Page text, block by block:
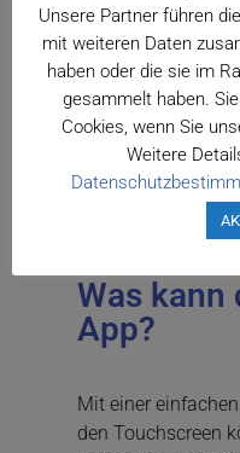
Was kann
App?
Mit einer
den Touchscreen
Unsere Partner führen
mit weiteren Daten
haben oder die sie im
gesammelt haben.
Cookies, wenn Sie
Weitere